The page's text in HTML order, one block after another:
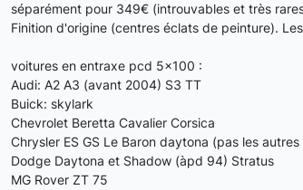
séparément pour 349€ (introuvables et très
Finition d'origine (centres éclats de peinture).
voitures en entraxe pcd 5x100 :
Audi: A2 A3 (avant 2004) S3 TT
Buick: skylark
Chevrolet Beretta Cavalier Corsica
Chrysler ES GS Le Baron daytona (pas les
Dodge Daytona et Shadow (àpd 94) Stratus
MG Rover ZT 75